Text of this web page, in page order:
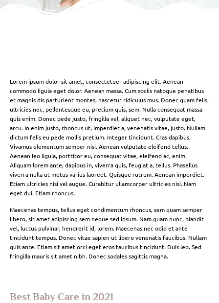
Lorem ipsum dolor sit amet, consectetuer adipiscing elit. Aenean
commodo ligula eget dolor. Aenean massa. Cum sociis natoque penatibus
et magnis dis parturient montes, nascetur ridiculus mus. Donec quam felis,
ultricies nec, pellentesque eu, pretium quis, sem. Nulla consequat massa
quis enim. Donec pede justo, fringilla vel, aliquet nec, vulputate eget,
arcu. In enim justo, rhoncus ut, imperdiet a, venenatis vitae, justo. Nullam
dictum felis eu pede mollis pretium. Integer tincidunt. Cras dapibus.
Vivamus elementum semper nisi. Aenean vulputate eleifend tellus.
Aenean leo ligula, porttitor eu, consequat vitae, eleifend ac, enim.
Aliquam lorem ante, dapibus in, viverra quis, feugiat a, tellus. Phasellus
viverra nulla ut metus varius laoreet. Quisque rutrum. Aenean imperdiet.
Etiam ultricies nisi vel augue. Curabitur ullamcorper ultricies nisi. Nam
eget dui. Etiam rhoncus.
Maecenas tempus, tellus eget condimentum rhoncus, sem quam semper
libero, sit amet adipiscing sem neque sed ipsum. Nam quam nunc, blandit
vel, luctus pulvinar, hendrerit id, lorem. Maecenas nec odio et ante
tincidunt tempus. Donec vitae sapien ut libero venenatis faucibus. Nullam
quis ante. Etiam sit amet orci eget eros faucibus tincidunt. Duis leo. Sed
fringilla mauris sit amet nibh. Donec sodales sagittis magna.
Best Baby Care in 2021